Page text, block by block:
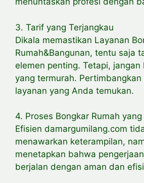
3. Tarif yang Terjangkau
Dikala memastikan Layanan
Rumah&Bangunan, tentu saja
elemen penting. Tetapi, jangan
yang termurah. Pertimbangkan
layanan yang Anda temukan.
4. Proses Bongkar Rumah
Efisien damargumilang.com
menawarkan keterampilan,
menetapkan bahwa
berjalan dengan aman dan